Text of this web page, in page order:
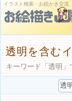
イラスト検索・お絵かき交流
透明を含む
キーワード「透明